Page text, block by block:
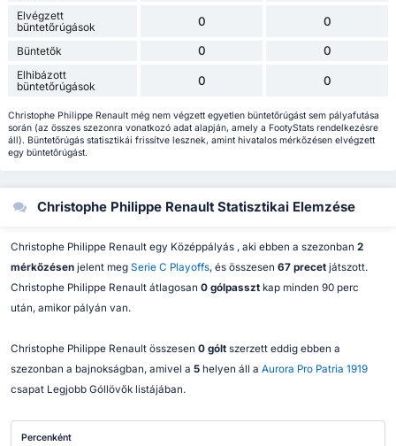
Elvégzett
büntetőrúgások
0 0
Büntetők 0 0
Elhibázott
büntetőrúgások
0 0
Christophe Philippe Renault még nem végzett egyetlen büntetőrúgást sem pályafutása
során (az összes szezonra vonatkozó adat alapján, amely a FootyStats rendelkezésre
áll). Büntetőrúgás statisztikái frissítve lesznek, amint hivatalos mérkőzésen elvégzett
egy büntetőrúgást.
Christophe Philippe Renault Statisztikai Elemzése
Christophe Philippe Renault egy Középpályás , aki ebben a szezonban 2
mérkőzésen jelent meg Serie C Playoffs, és összesen 67 precetjátszott.
Christophe Philippe Renault átlagosan 0 gólpassztkap minden 90 perc
után, amikor pályán van.
Christophe Philippe Renault összesen 0 góltszerzett eddig ebben a
szezonban a bajnokságban, amivel a 5helyen áll a Aurora Pro Patria 1919
csapat Legjobb Góllövők listájában.
Percenként